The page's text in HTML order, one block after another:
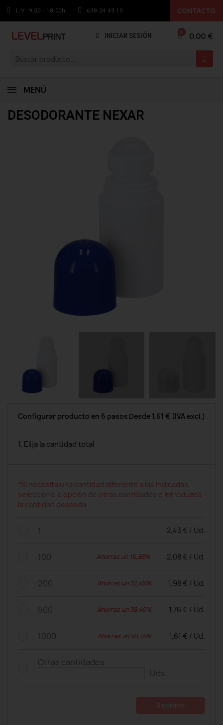
L-V: 9.30 - 18:00h 638 24 43 10 CONTACTO
INICIAR SESIÓN 0,00 €
MENÚ
DESODORANTE NEXAR
Configurar producto en 6 pasos Desde 1,61 € (IVA excl.)
1. Elija la cantidad total
*Si necesita una cantidad diferente a las indicadas,
selecciona la opción de otras cantidades e introduzca
la cantidad deseada
1 2,43 € / Ud.
100 Ahorras un 16,88% 2,08 € / Ud.
200 Ahorras un 22,45% 1,98 € / Ud.
500 Ahorras un 38,46% 1,76 € / Ud.
1000 Ahorras un 50,74% 1,61 € / Ud.
Otras cantidades
Uds.